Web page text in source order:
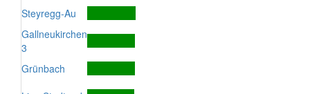
Steyregg-Au
Gallneukirchen
3
Grünbach